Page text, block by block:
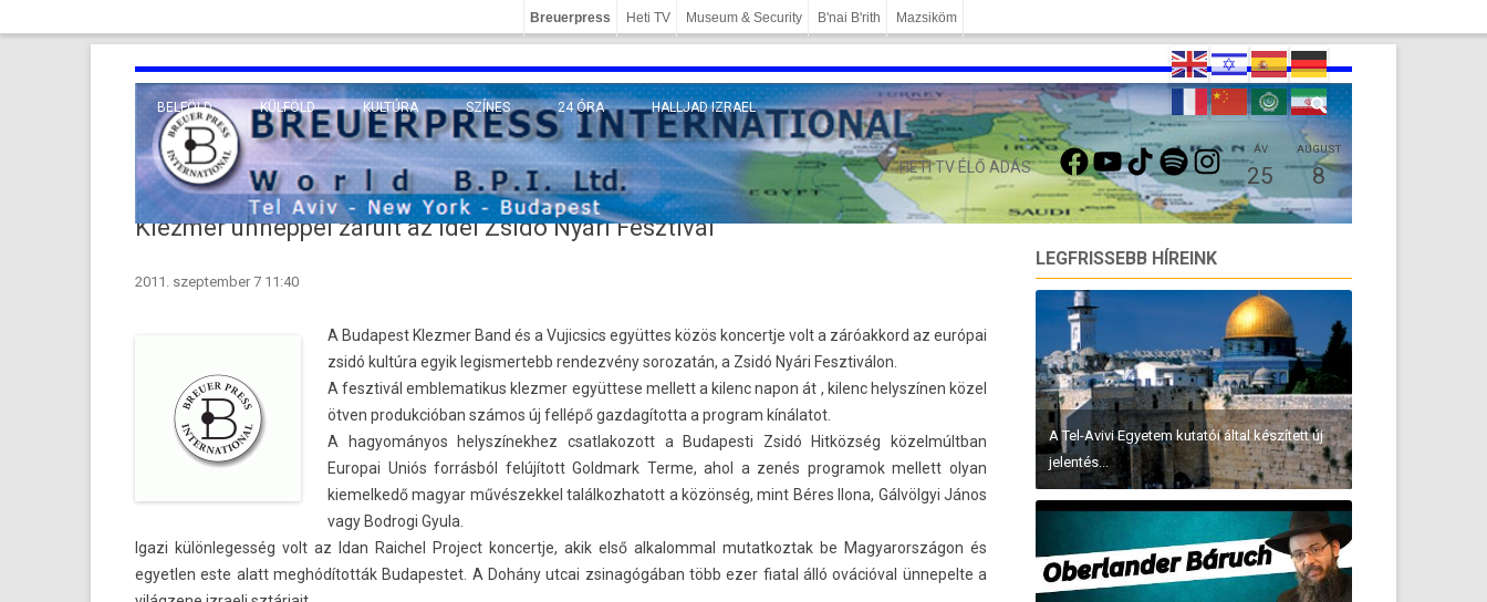
Breuerpress Heti TV Museum & Security B'nai B'rith Mazsiköm
BELFÖLD KÜLFÖLD
EURÓPA
KÖZEL-KELET
TENGERENTÚL
KULTÚRA
TUDOMÁNY
VALLÁS
SZÍNES 24 ÓRA HALLJAD IZRAEL
HETI TV ÉLŐ ADÁS
FACEBOOKYOUTUBETIKTOKSPOTIFYINSTAGRAMÁV
25
AUGUST
8
Klezmer ünneppel zárult az idei Zsidó Nyári Fesztivál
2011. szeptember 7 11:40
A Budapest Klezm­er Band és a Vujic­sics együttes közös kon­certje volt a záróak­kord az európai
zsidó kultúra egyik legis­mertebb re­ndez­vény sorozatán, a Zsidó Nyári Fesztiválon.
A fesztivál em­blematikus klezm­er együttese mel­lett a kilenc napon át , kilenc helys­zín­en közel
ötven pro­duk­cióban számos új fellépő gaz­dagítot­ta a pro­gram kínálatot.
A hagyományos helys­zínek­hez csat­lakozott a Budapes­ti Zsidó Hitközség közelmúltban
Europai Uniós forrásból felújított Goldmark Terme, ahol a zenés pro­gramok mel­lett olyan
kiemel­kedő magyar művés­zekkel talál­kozhatott a közönség, mint Béres Ilona, Gálvölgyi János
vagy Bod­rogi Gyula.
Igazi külön­leges­ség volt az Idan Raic­hel Pro­ject kon­certje, akik első al­kalomm­al mutat­koztak be Magyarországon és
egyetl­en este alatt meghódították Budapes­tet. A Dohány utcai zsinagógában több ezer fiat­al álló ovációval ünnepel­te a
LEGFRISSEBB HÍREINK
A Tel-Avivi Egyetem kutatói által készített új
jelentés...